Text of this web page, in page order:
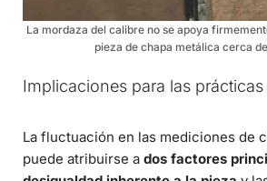
La mordaza del calibre no se apoya
pieza de chapa metálica cerca
Implicaciones para las
La fluctuación en las mediciones de
puede atribuirse a dos factores